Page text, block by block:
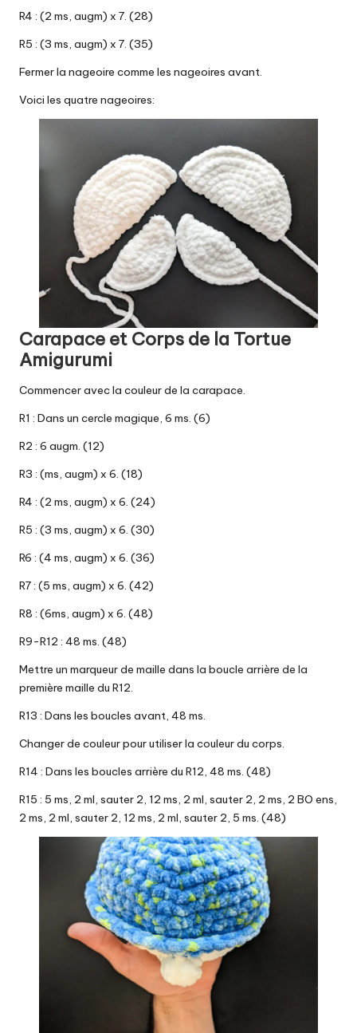
R4 : (2 ms, augm) x 7. (28)
R5 : (3 ms, augm) x 7. (35)
Fermer la nageoire comme les nageoires avant
Voici les quatre nageoires:
Carapace et Corps de la Tortue
Amigurumi
Commencer avec la couleur de la carapace.
R1 : Dans un cercle magique, 6 ms. (6)
R2 : 6 augm. (12)
R3 : (ms, augm) x 6. (18)
R4 : (2 ms, augm) x 6. (24)
R5 : (3 ms, augm) x 6. (30)
R6 : (4 ms, augm) x 6. (36)
R7 : (5 ms, augm) x 6. (42)
R8 : (6ms, augm) x 6. (48)
R9-R12 : 48 ms. (48)
Mettre un marqueur de maille dans la boucle arrière de la
première maille du R12.
R13 : Dans les boucles avant, 48 ms.
Changer de couleur pour utiliser la couleur du corps.
R14 : Dans les boucles arrière du R12, 48 ms. (48)
R15 : 5 ms, 2 ml, sauter 2, 12 ms, 2 ml, sauter 2, 2 ms, 2 BO ens,
2 ms, 2 ml, sauter 2, 12 ms, 2 ml, sauter 2, 5 ms. (48)